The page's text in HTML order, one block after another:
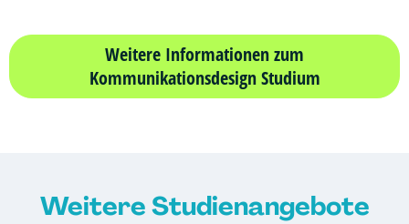
Weitere Informationen zum
Kommunikationsdesign Studium
Weitere Studienangebote